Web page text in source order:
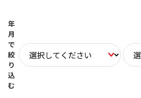
年
月
で
絞
り
込
む